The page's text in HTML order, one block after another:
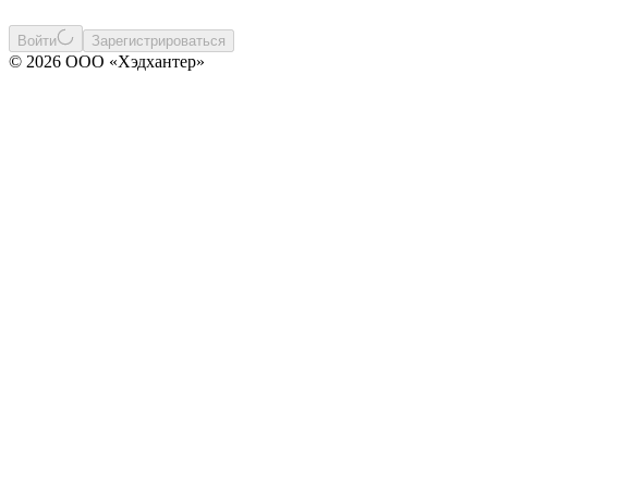
Войти Зарегистрироваться
© 2026 ООО «Хэдхантер»